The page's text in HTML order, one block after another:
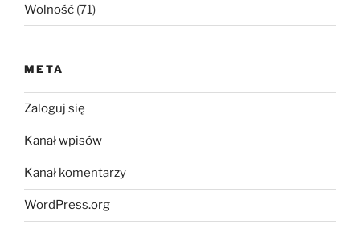
Wolność (71)
META
Zaloguj się
Kanał wpisów
Kanał komentarzy
WordPress.org